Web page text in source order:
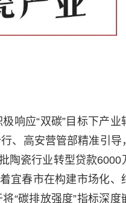
响应“双碳”目标下产业
、高安营管部精准引导
陶瓷行业转型贷款6000
宜春市在构建市场化、
“碳排放强度”指标深度